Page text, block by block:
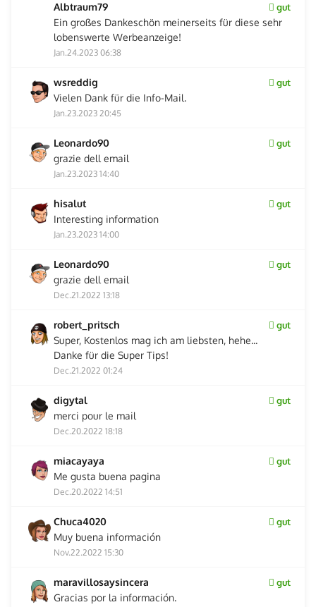
Albtraum79 gut
Ein großes Dankeschön meinerseits für diese sehr
lobenswerte Werbeanzeige!
Jan.24.2023 06:38
wsreddig gut
Vielen Dank für die Info-Mail.
Jan.23.2023 20:45
Leonardo90 gut
grazie dell email
Jan.23.2023 14:40
hisalut gut
Interesting information
Jan.23.2023 14:00
Leonardo90 gut
grazie dell email
Dec.21.2022 13:18
robert_pritsch gut
Super, Kostenlos mag ich am liebsten, hehe...
Danke für die Super Tips!
Dec.21.2022 01:24
digytal gut
merci pour le mail
Dec.20.2022 18:18
miacayaya gut
Me gusta buena pagina
Dec.20.2022 14:51
Chuca4020 gut
Muy buena información
Nov.22.2022 15:30
maravillosaysincera gut
Gracias por la información.